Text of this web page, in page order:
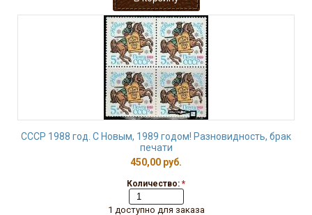
СССР 1988 год. С Новым, 1989 годом! Разновидность, брак
печати
450,00 руб.
Количество: *
1 доступно для заказа